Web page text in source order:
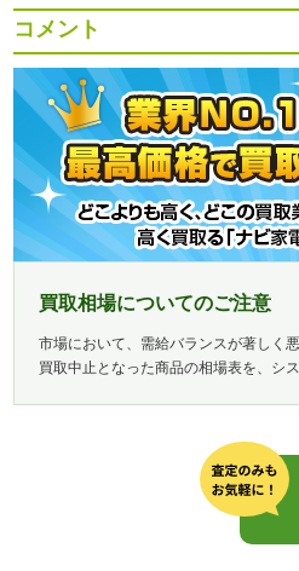
コメント
買取相場についてのご注意
市場において、需給バランスが著しく
買取中止となった商品の相場表を、シ